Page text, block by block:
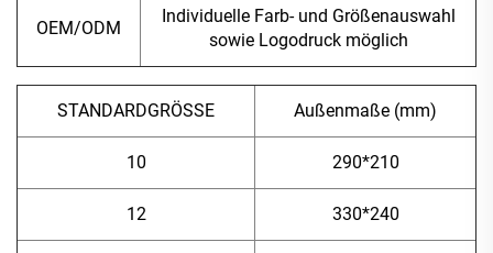
OEM/ODM
Individuelle Farb- und Größenauswahl
sowie Logodruck möglich
STANDARDGRÖSSE Außenmaße (mm)
10 290*210
12 330*240